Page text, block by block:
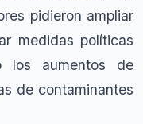
pidieron ampliar
medidas políticas
los aumentos de
de contaminantes